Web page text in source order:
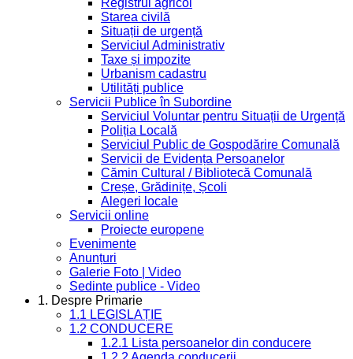
Starea civilă
Situații de urgență
Serviciul Administrativ
Taxe și impozite
Urbanism cadastru
Utilități publice
Servicii Publice în Subordine
Serviciul Voluntar pentru Situații de Urgență
Poliția Locală
Serviciul Public de Gospodărire Comunală
Servicii de Evidența Persoanelor
Cămin Cultural / Bibliotecă Comunală
Creșe, Grădinițe, Școli
Alegeri locale
Servicii online
Proiecte europene
Evenimente
Anunțuri
Galerie Foto | Video
Sedinte publice - Video
1. Despre Primarie
1.1 LEGISLAȚIE
1.2 CONDUCERE
1.2.1 Lista persoanelor din conducere